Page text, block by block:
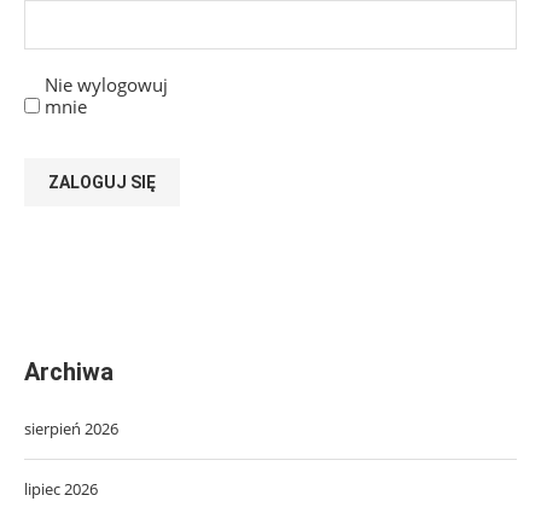
Nie wylogowuj
mnie
ZALOGUJ SIĘ
Archiwa
sierpień 2026
lipiec 2026